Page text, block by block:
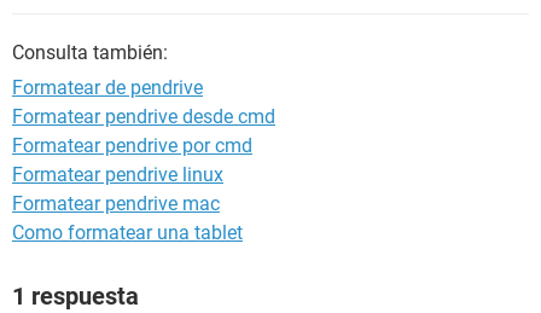
Consulta también:
Formatear de pendrive
Formatear pendrive desde cmd
Formatear pendrive por cmd
Formatear pendrive linux
Formatear pendrive mac
Como formatear una tablet
1 respuesta